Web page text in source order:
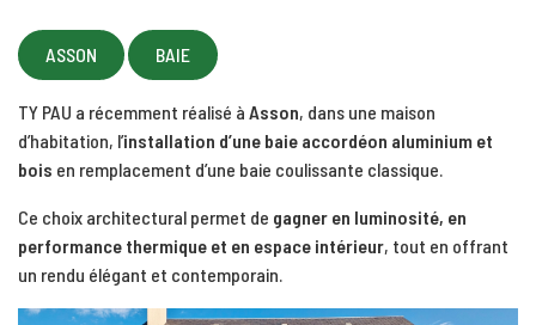
ASSON BAIE
TY PAU a récemment réalisé à Asson, dans une maison
d’habitation, l’installation d’une baie accordéon aluminium et
bois en remplacement d’une baie coulissante classique.
Ce choix architectural permet de gagner en luminosité, en
performance thermique et en espace intérieur, tout en offrant
un rendu élégant et contemporain.